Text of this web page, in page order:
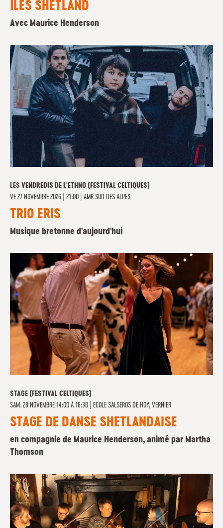
ÎLES SHETLAND
Avec Maurice Henderson
LES VENDREDIS DE L'ETHNO (FESTIVAL CELTIQUES)
VE 27 NOVEMBRE 2026 | 21:00 AMR SUD DES ALPES
TRIO ERIS
Musique bretonne d'aujourd'hui
STAGE (FESTIVAL CELTIQUES)
SAM. 28 NOVEMBRE 14:00 À 16:30
ECOLE SALSEROS DE HOY, VERNIER
STAGE DE DANSE SHETLANDAISE
en compagnie de Maurice Henderson, animé par Martha
Thomson